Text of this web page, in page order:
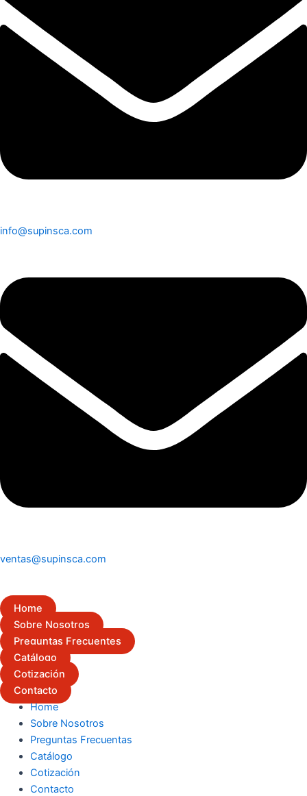
info@supinsca.com
ventas@supinsca.com
Home
Sobre Nosotros
Preguntas Frecuentes
Catálogo
Cotización
Contacto
Home
Sobre Nosotros
Preguntas Frecuentas
Catálogo
Cotización
Contacto